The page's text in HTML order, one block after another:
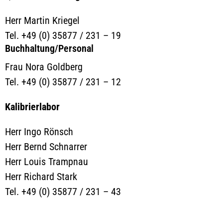
Herr Martin Kriegel
Tel. +49 (0) 35877 / 231 – 19
Buchhaltung/Personal
Frau Nora Goldberg
Tel. +49 (0) 35877 / 231 – 12
Kalibrierlabor
Herr Ingo Rönsch
Herr Bernd Schnarrer
Herr Louis Trampnau
Herr Richard Stark
Tel. +49 (0) 35877 / 231 – 43